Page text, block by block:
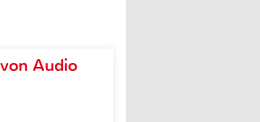
Audio